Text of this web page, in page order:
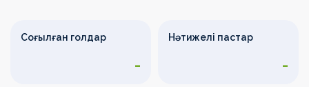
Соғылған голдар
-
Нәтижелі пастар
-